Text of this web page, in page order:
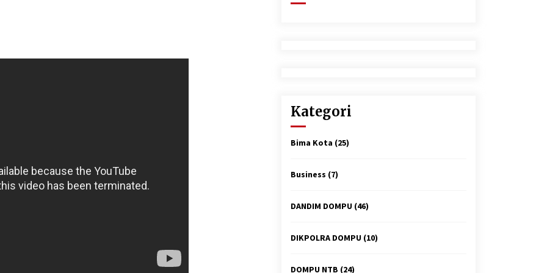
Secara Humanis, Dialog dengan PT
SMS Hasilkan Kesepakatan Awal
Demi Menjaga Harkamtibmas
4 minggu ago
Kategori
Bima Kota (25)
Business (7)
DANDIM DOMPU (46)
DIKPOLRA DOMPU (10)
DOMPU NTB (24)